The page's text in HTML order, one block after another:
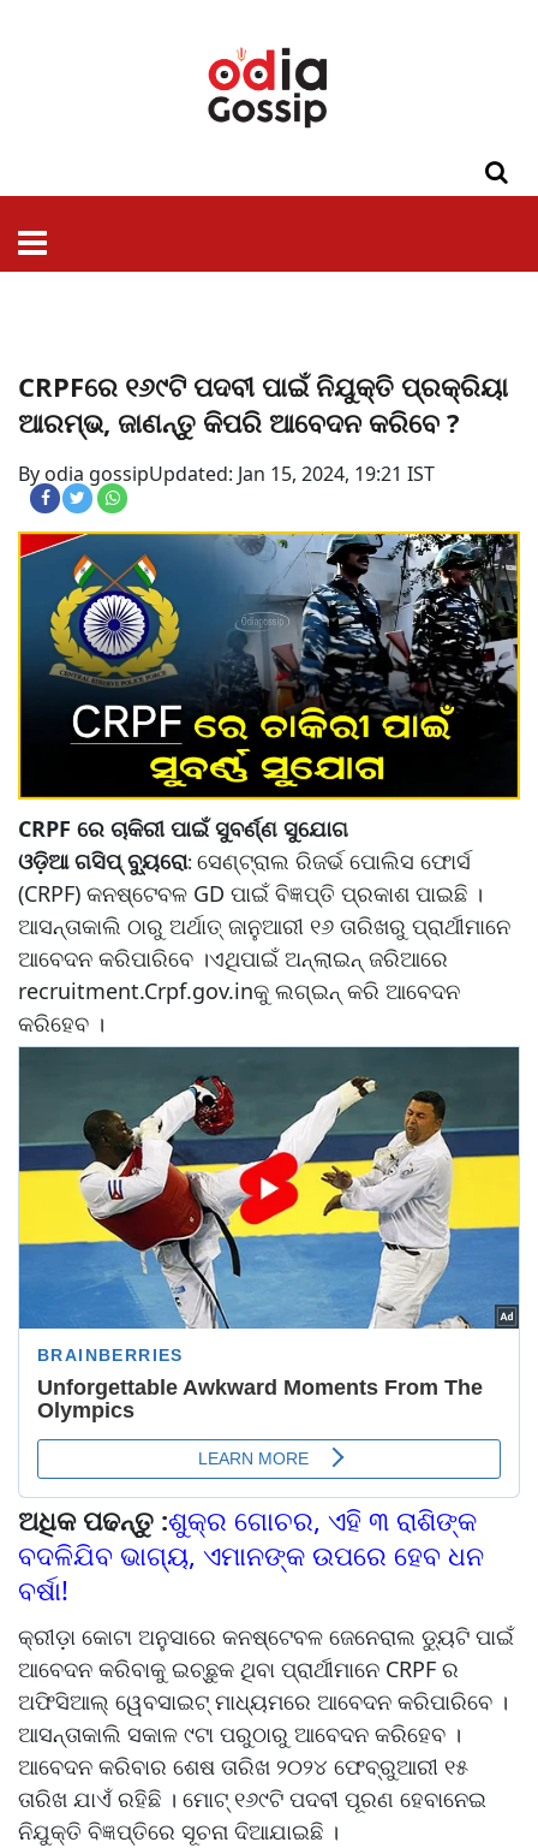
CRPFରେ ୧୬୯ଟି ପଦବୀ ପାଇଁ ନିଯୁକ୍ତି ପ୍ରକ୍ରିୟା
ଆରମ୍ଭ, ଜାଣନ୍ତୁ କିପରି ଆବେଦନ କରିବେ ?
By odia gossipUpdated: Jan 15, 2024, 19:21 IST
CRPF ରେ ଚାକିରୀ ପାଇଁ ସୁବର୍ଣ୍ଣ ସୁଯୋଗ
ଓଡ଼ିଆ ଗସିପ୍ ବ୍ୟୁରୋ: ସେଣ୍ଟ୍ରାଲ ରିଜର୍ଭ ପୋଲିସ ଫୋର୍ସ
(CRPF) କନଷ୍ଟେବଳ GD ପାଇଁ ବିଜ୍ଞପ୍ତି ପ୍ରକାଶ ପାଇଛି ।
ଆସନ୍ତାକାଲି ଠାରୁ ଅର୍ଥାତ୍‌ ଜାନୁଆରୀ ୧୬ ତାରିଖରୁ ପ୍ରାର୍ଥୀମାନେ
ଆବେଦନ କରିପାରିବେ ।ଏଥିପାଇଁ ଅନ୍‌ଲାଇନ୍‌ ଜରିଆରେ
recruitment.Crpf.gov.inକୁ ଲଗ୍‌ଇନ୍‌ କରି ଆବେଦନ
କରିହେବ ।
ଅଧିକ ପଢନ୍ତୁ :ଶୁକ୍ର ଗୋଚର, ଏହି ୩ ରାଶିଙ୍କ
ବଦଳିଯିବ ଭାଗ୍ୟ, ଏମାନଙ୍କ ଉପରେ ହେବ ଧନ
ବର୍ଷା!
କ୍ରୀଡ଼ା କୋଟା ଅନୁସାରେ କନଷ୍ଟେବଳ ଜେନେରାଲ ଡ୍ୟୁଟି ପାଇଁ
ଆବେଦନ କରିବାକୁ ଇଚ୍ଛୁକ ଥିବା ପ୍ରାର୍ଥୀମାନେ CRPF ର
ଅଫିସିଆଲ୍ ୱେବସାଇଟ୍ ମାଧ୍ୟମରେ ଆବେଦନ କରିପାରିବେ ।
ଆସନ୍ତାକାଲି ସକାଳ ୯ଟା ପରୁଠାରୁ ଆବେଦନ କରିହେବ ।
ଆବେଦନ କରିବାର ଶେଷ ତାରିଖ ୨୦୨୪ ଫେବ୍ରୁଆରୀ ୧୫
ତାରିଖ ଯାଏଁ ରହିଛି । ମୋଟ୍‌ ୧୬୯ଟି ପଦବୀ ପୂରଣ ହେବାନେଇ
ନିଯୁକ୍ତି ବିଜ୍ଞପ୍ତିରେ ସୂଚନା ଦିଆଯାଇଛି ।